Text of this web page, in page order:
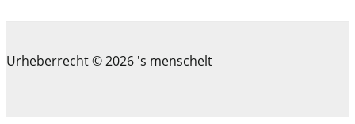
Urheberrecht © 2026 's menschelt